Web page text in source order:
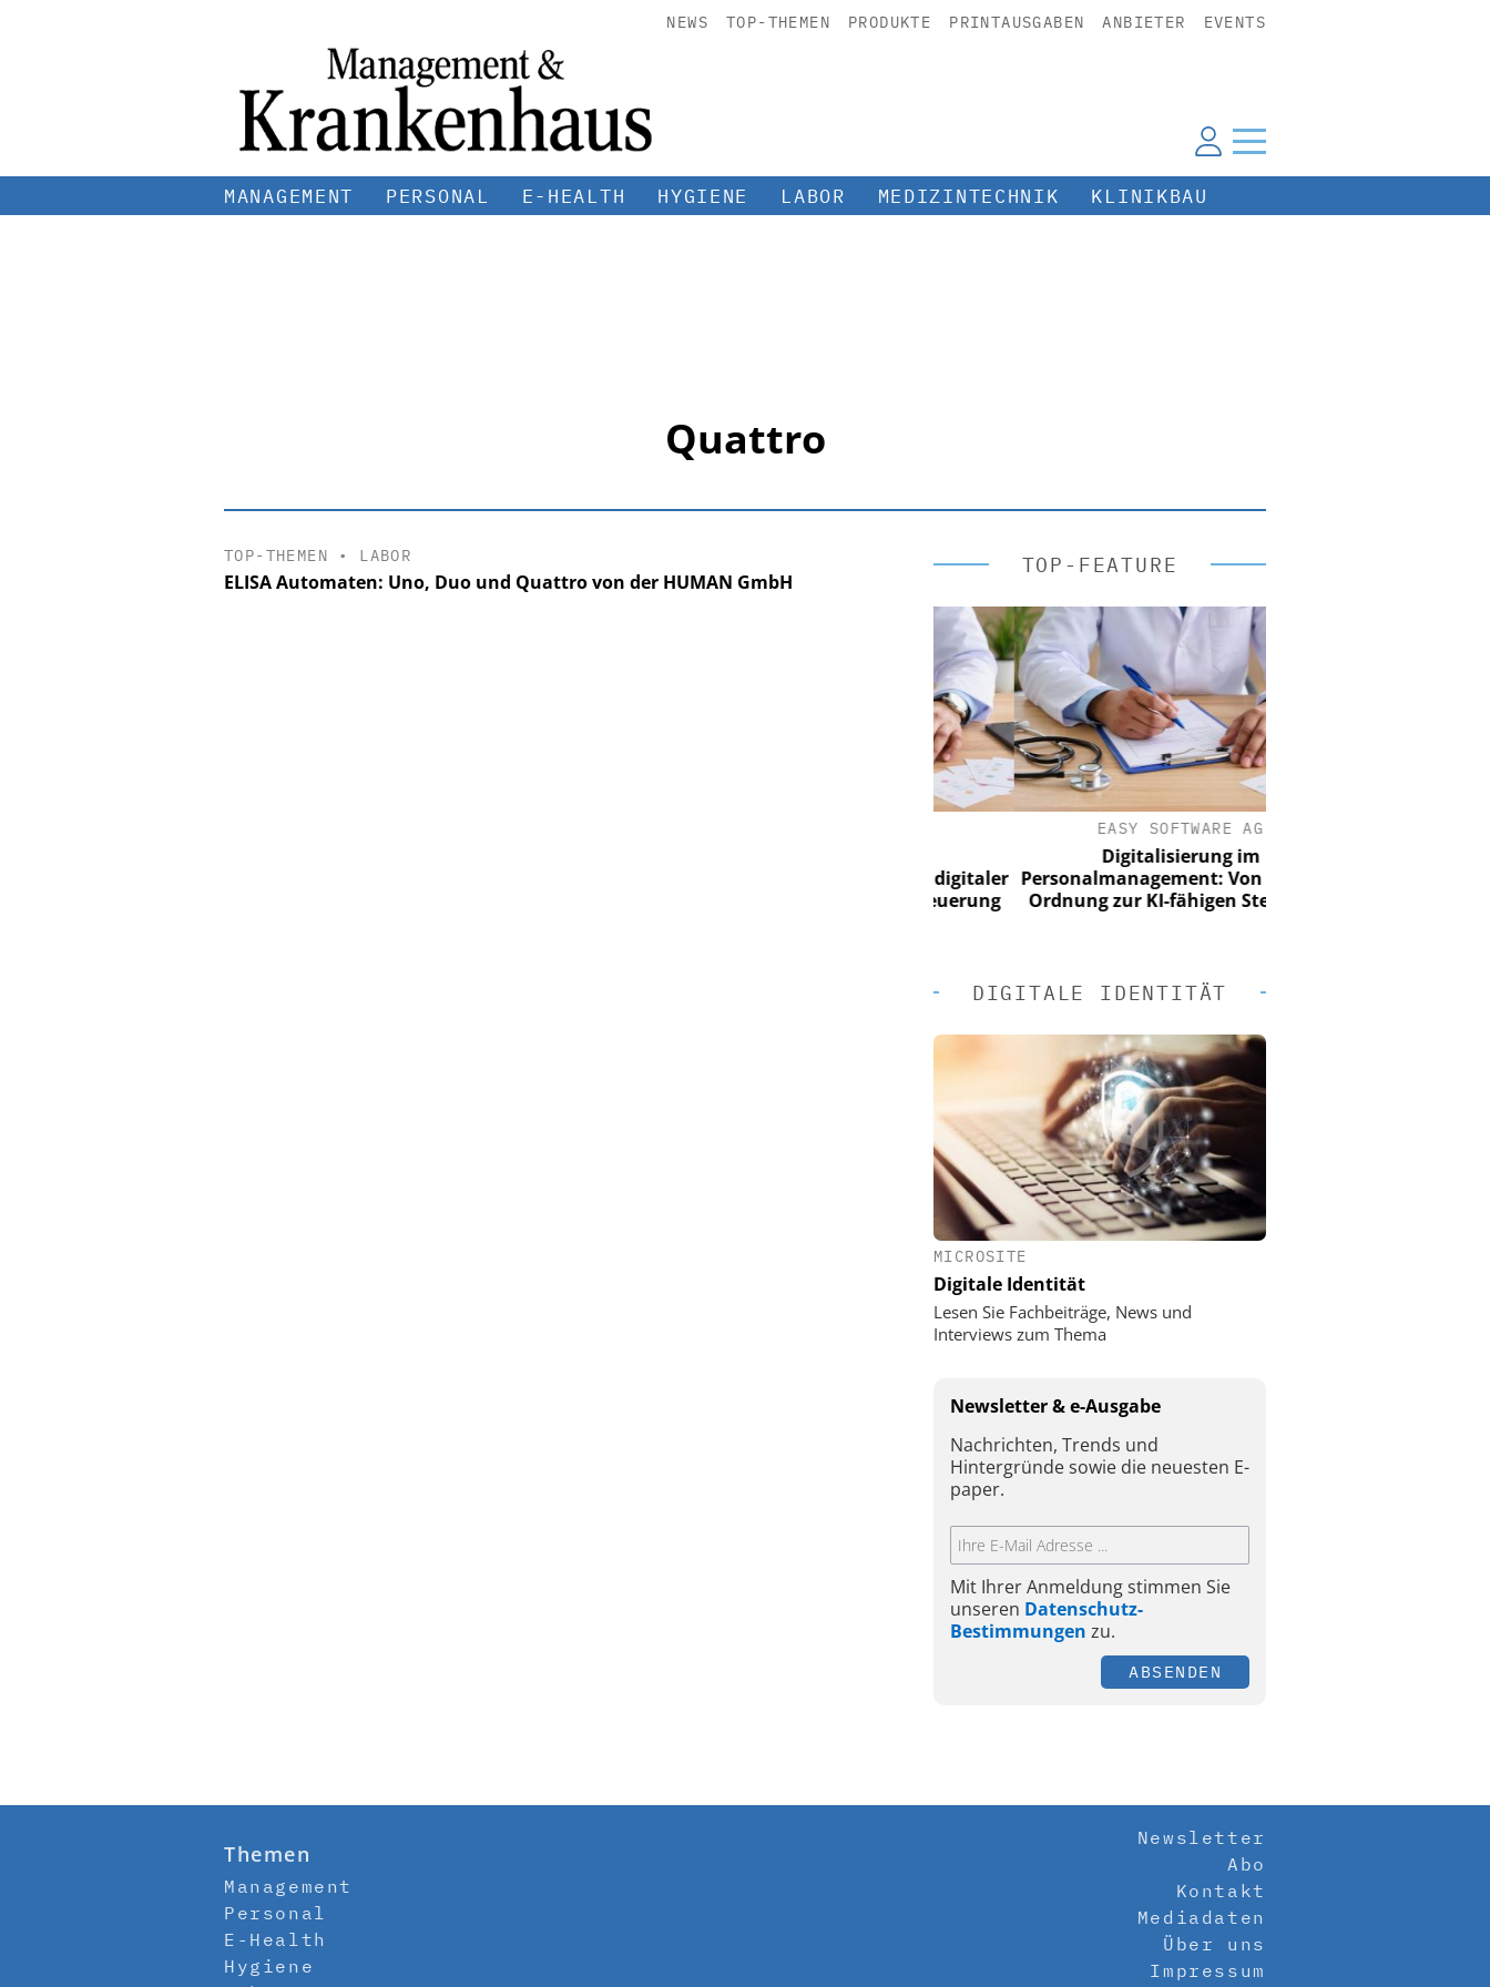
NEWS TOP-THEMEN PRODUKTE PRINTAUSGABEN ANBIETER EVENTS
MANAGEMENT PERSONAL E-HEALTH HYGIENE LABOR MEDIZINTECHNIK KLINIKBAU
Quattro
TOP-THEMEN • LABOR
ELISA Automaten: Uno, Duo und Quattro von der HUMAN GmbH
TOP-FEATURE
Personalmanagement: Von digitaler
Ordnung zur KI-fähigen Steuerung
EASY SOFTWARE AG
Digitalisierung im
Personalmanagement: Von digitaler
Ordnung zur KI-fähigen Steuerung
DIGITALE IDENTITÄT
MICROSITE
Digitale Identität
Lesen Sie Fachbeiträge, News und
Interviews zum Thema
Newsletter & e-Ausgabe
Nachrichten, Trends und
Hintergründe sowie die neuesten E-
paper.
Mit Ihrer Anmeldung stimmen Sie
unseren Datenschutz-
Bestimmungen zu.
ABSENDEN
Themen
Management
Personal
E-Health
Hygiene
Newsletter
Abo
Kontakt
Mediadaten
Über uns
Impressum